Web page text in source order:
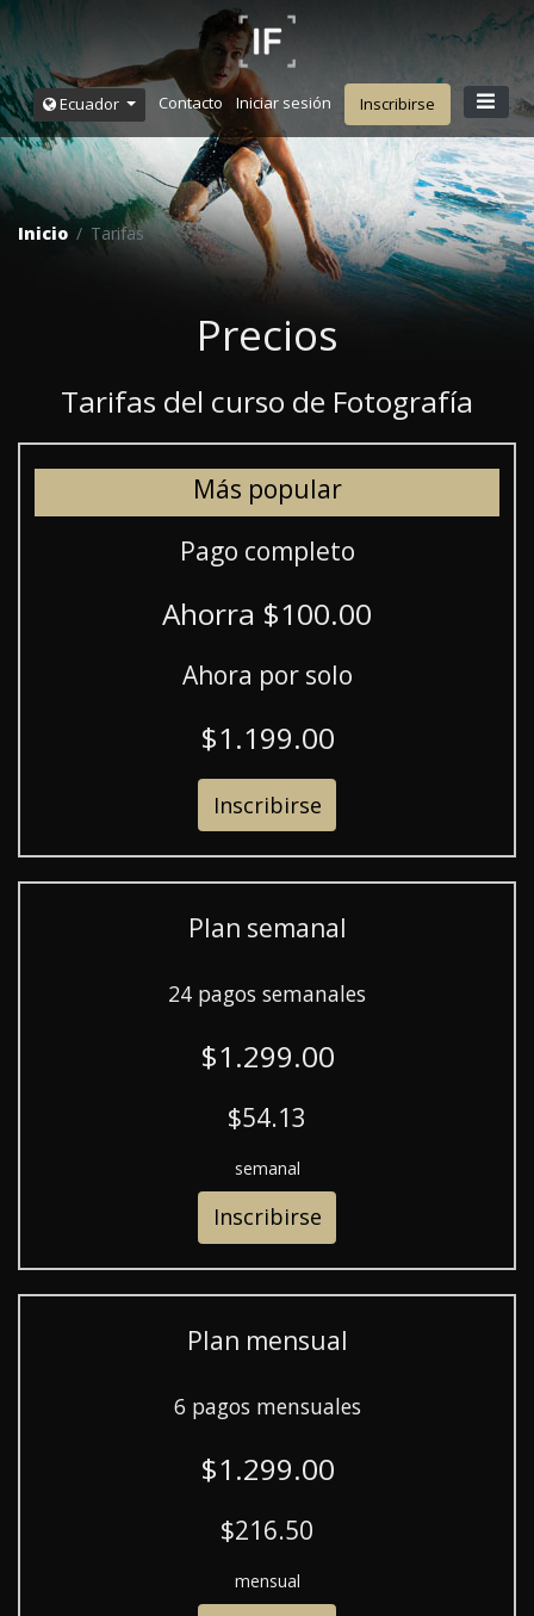
Ecuador Contacto Iniciar sesión Inscribirse
Inicio Tarifas
Precios
Tarifas del curso de Fotografía
Más popular
Pago completo
Ahorra $100.00
Ahora por solo
$1.199.00
Inscribirse
Plan semanal
24 pagos semanales
$1.299.00
$54.13
semanal
Inscribirse
Plan mensual
6 pagos mensuales
$1.299.00
$216.50
mensual